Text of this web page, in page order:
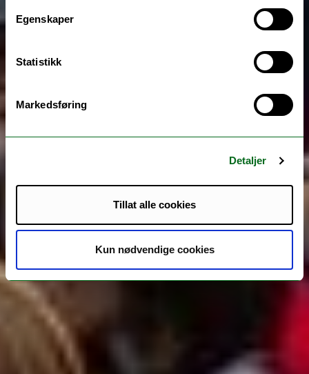
Egenskaper
Statistikk
Markedsføring
Detaljer
Tillat alle cookies
Kun nødvendige cookies